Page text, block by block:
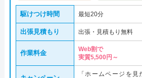
駆けつけ時間 最短20分
出張見積もり 出張・見積もり無料
作業料金
Web割で
実質5,500円～
「ホームページを見